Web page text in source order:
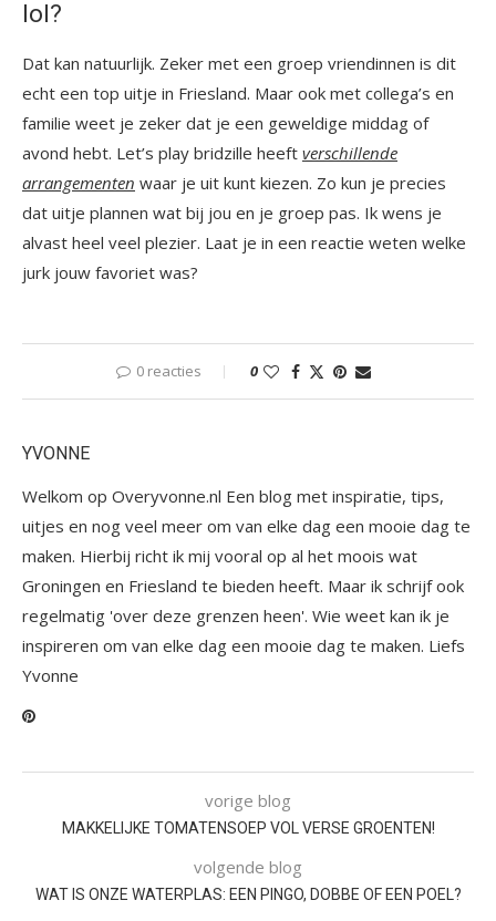
lol?
Dat kan natuurlijk. Zeker met een groep vriendinnen is dit
echt een top uitje in Friesland. Maar ook met collega’s en
familie weet je zeker dat je een geweldige middag of
avond hebt. Let’s play bridzille heeft verschillende
arrangementen waar je uit kunt kiezen. Zo kun je precies
dat uitje plannen wat bij jou en je groep pas. Ik wens je
alvast heel veel plezier. Laat je in een reactie weten welke
jurk jouw favoriet was?
0 reacties 0
YVONNE
Welkom op Overyvonne.nl Een blog met inspiratie, tips,
uitjes en nog veel meer om van elke dag een mooie dag te
maken. Hierbij richt ik mij vooral op al het moois wat
Groningen en Friesland te bieden heeft. Maar ik schrijf ook
regelmatig 'over deze grenzen heen'. Wie weet kan ik je
inspireren om van elke dag een mooie dag te maken. Liefs
Yvonne
vorige blog
MAKKELIJKE TOMATENSOEP VOL VERSE GROENTEN!
volgende blog
WAT IS ONZE WATERPLAS: EEN PINGO, DOBBE OF EEN POEL?